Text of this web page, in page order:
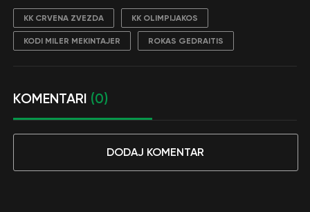
KK CRVENA ZVEZDA KK OLIMPIJAKOS
KODI MILER MEKINTAJER ROKAS GEDRAITIS
KOMENTARI (0)
DODAJ KOMENTAR